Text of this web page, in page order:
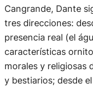
Cangrande, Dante
tres direcciones:
presencia real (el
características
morales y religiosas
y bestiarios; desde